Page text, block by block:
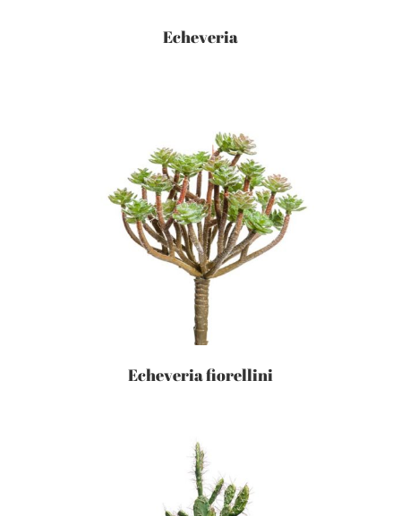
Echeveria
Echeveria fiorellini